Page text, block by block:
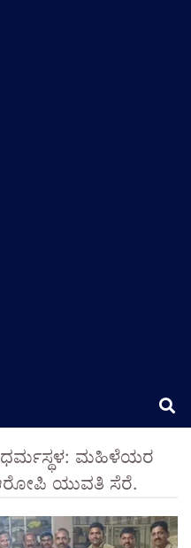
ಧರ್ಮಸ್ಥಳ: ಮಹಿಳೆಯರ
ಯುವತಿ ಸೆರೆ.